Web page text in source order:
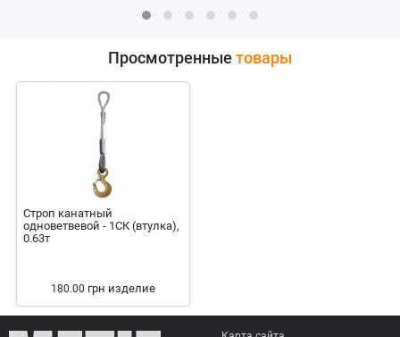
Просмотренные товары
Строп канатный
одноветвевой - 1СК (втулка),
0.63т
180.00 грн изделие